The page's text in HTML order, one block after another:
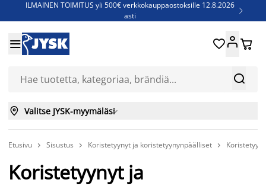
ILMAINEN TOIMITUS yli 500€ verkkokauppaostoksille 12.8.2026
asti

Jenkkisänkyjä - Säästä jopa 60%


 
 Valitse JYSK-myymäläsi
Etusivu  Sisustus  Koristetyynyt ja koristetyynynpäälliset 
Koristetyynyt ja